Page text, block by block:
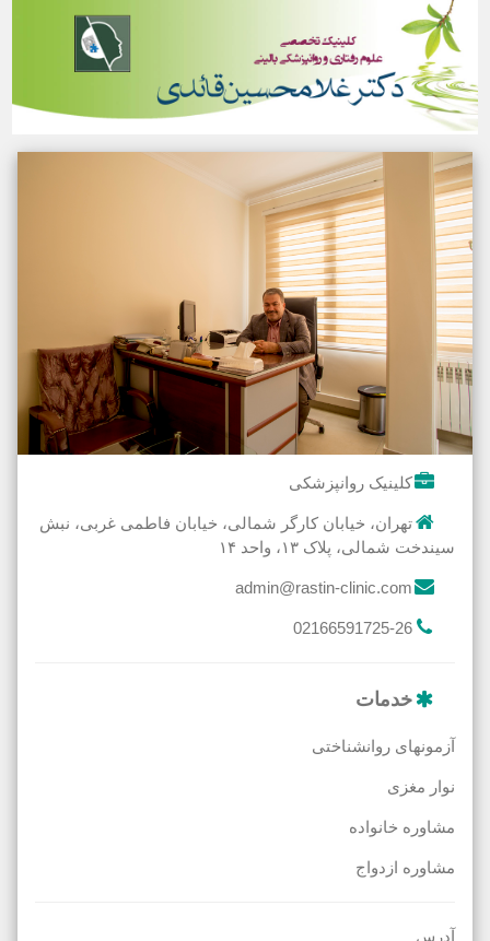
کلینیک روانپزشکی
تهران، خیابان کارگر شمالی، خیابان فاطمی غربی، نبش
سیندخت شمالی، پلاک ۱۳، واحد ۱۴
admin@rastin-clinic.com
02166591725-26
خدمات
آزمونهای روانشناختی
نوار مغزی
مشاوره خانواده
مشاوره ازدواج
آدرس